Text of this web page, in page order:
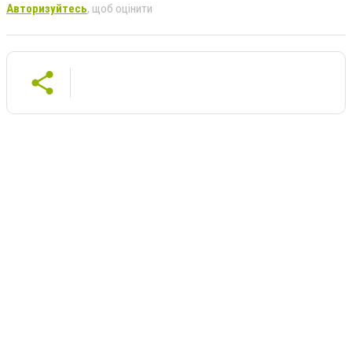
Авторизуйтесь, щоб оцінити